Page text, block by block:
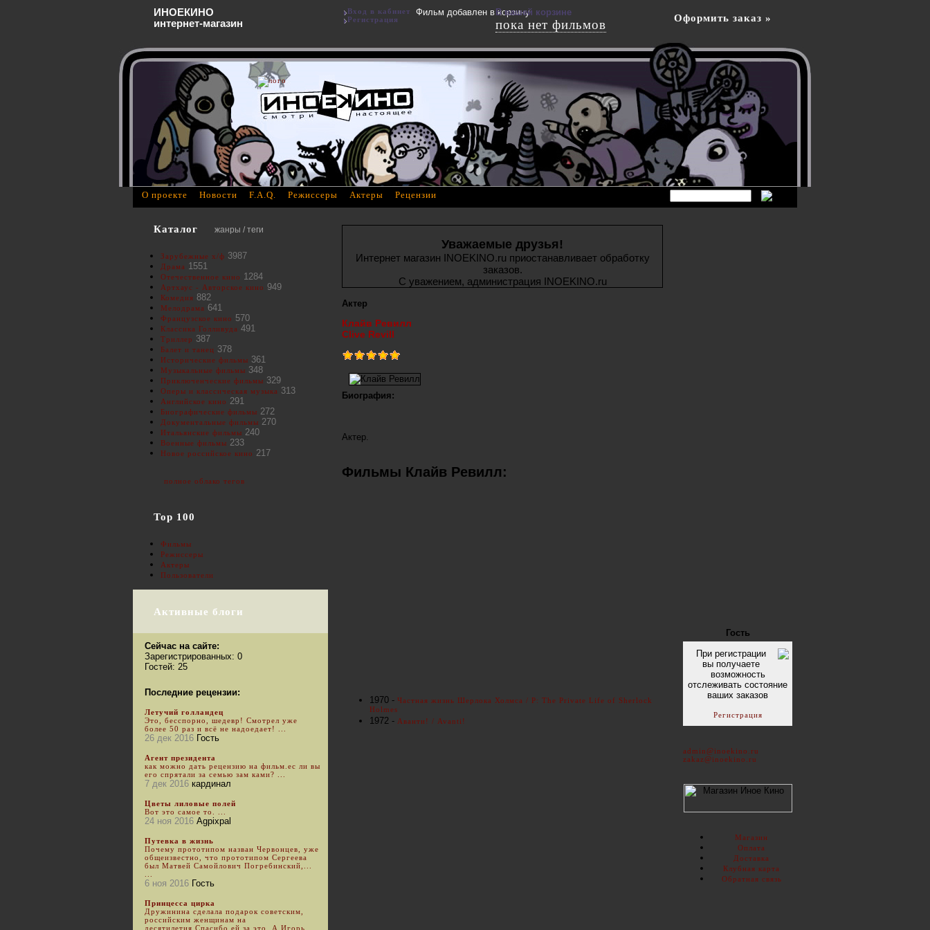
Уважаемые друзья!
Интернет магазин INOEKINO.ru приостанавливает обработку
заказов.
С уважением, администрация INOEKINO.ru
Актер
Клайв Ревилл
Clive Revill
Биография:
Актер.
Фильмы Клайв Ревилл:
1970 - Частная жизнь Шерлока Холмса / P: The Private Life of Sherlock
Holmes
1972 - Аванти! / Avanti!
Каталог жанры / теги
Зарубежные х/ф 3987
Драма 1551
Отечественное кино 1284
Артхаус - Авторское кино 949
Комедия 882
Мелодрама 641
Французское кино 570
Классика Голливуда 491
Триллер 387
Балет и танец 378
Исторические фильмы 361
Музыкальные фильмы 348
Приключенческие фильмы 329
Оперы и классическая музыка 313
Английское кино 291
Биографические фильмы 272
Документальные фильмы 270
Итальянские фильмы 240
Военные фильмы 233
Новое российское кино 217
полное облако тегов
Top 100
Фильмы
Режиссеры
Актеры
Пользователи
Активные блоги
Сейчас на сайте:
Зарегистрированных: 0
Гостей: 25
Последние рецензии:
Летучий голландец
Это, бесспорно, шедевр! Смотрел уже
более 50 раз и всё не надоедает! ...
26 дек 2016 Гость
Агент президента
как можно дать рецензию на фильм.ес ли вы
его спрятали за семью зам ками? ...
7 дек 2016 кардинал
Цветы лиловые полей
Вот это самое то. ...
24 ноя 2016 Agpixpal
Путевка в жизнь
Почему прототипом назван Червонцев, уже
общеизвестно, что прототипом Сергеева
был Матвей Самойлович Погребинский,...
6 ноя 2016 Гость
Принцесса цирка
Дружинина сделала подарок советским,
российским женщинам на
десятилетия.Спасибо ей за это. А Игорь
Гость
При регистрации
вы получаете
возможность
отслеживать состояние
ваших заказов
Регистрация
admin@inoekino.ru
zakaz@inoekino.ru
Магазин
Оплата
Доставка
Клубная карта
Обратная связь
О проекте Новости F.A.Q. Режиссеры Актеры Рецензии
Фильм добавлен в корзину
ИНОЕКИНО
интернет-магазин
Вход в кабинет
Регистрация
В вашей корзине
пока нет фильмов Оформить заказ »